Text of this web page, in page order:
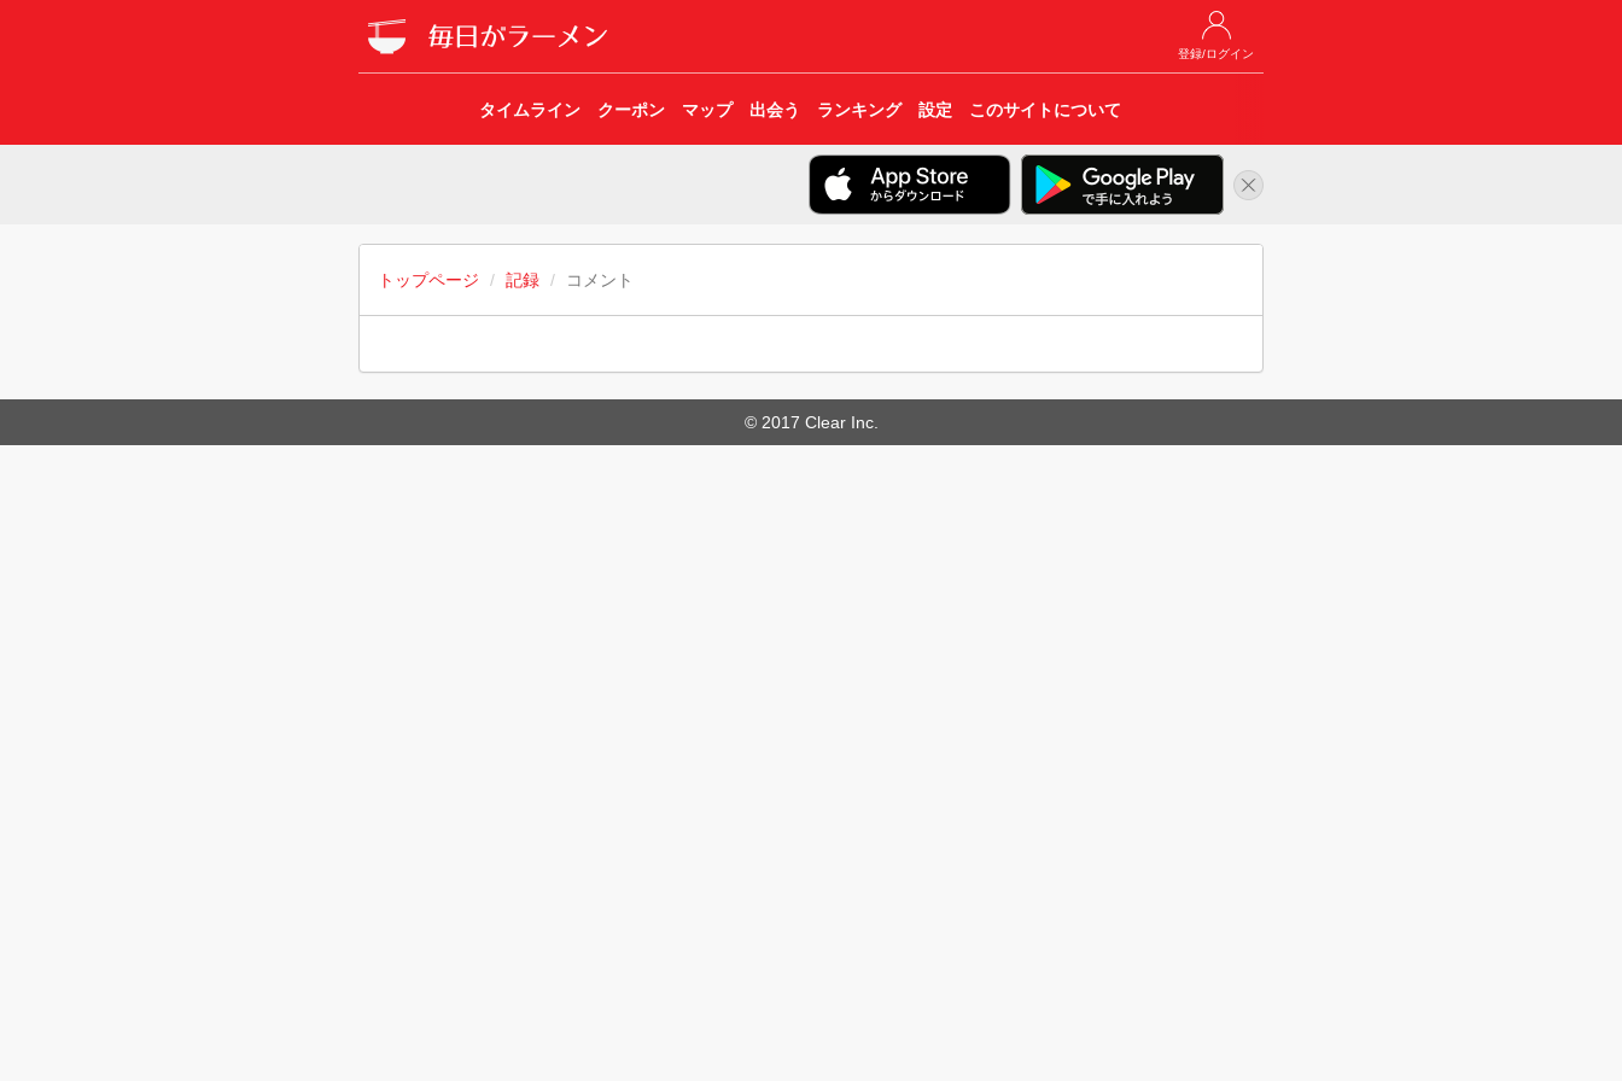
登録/ログイン
タイムライン クーポン マップ 出会う ランキング 設定 このサイトについて
トップページ 記録 コメント
© 2017 Clear Inc.